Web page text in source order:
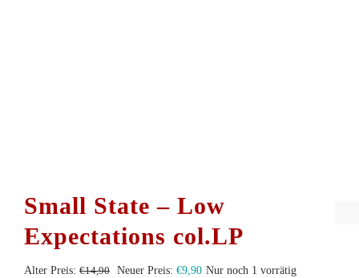
Small State – Low
Expectations col.LP
Alter Preis: €14,90 Ursprünglicher
Neuer Preis: €9,90Aktueller
Nur noch 1 vorrätig